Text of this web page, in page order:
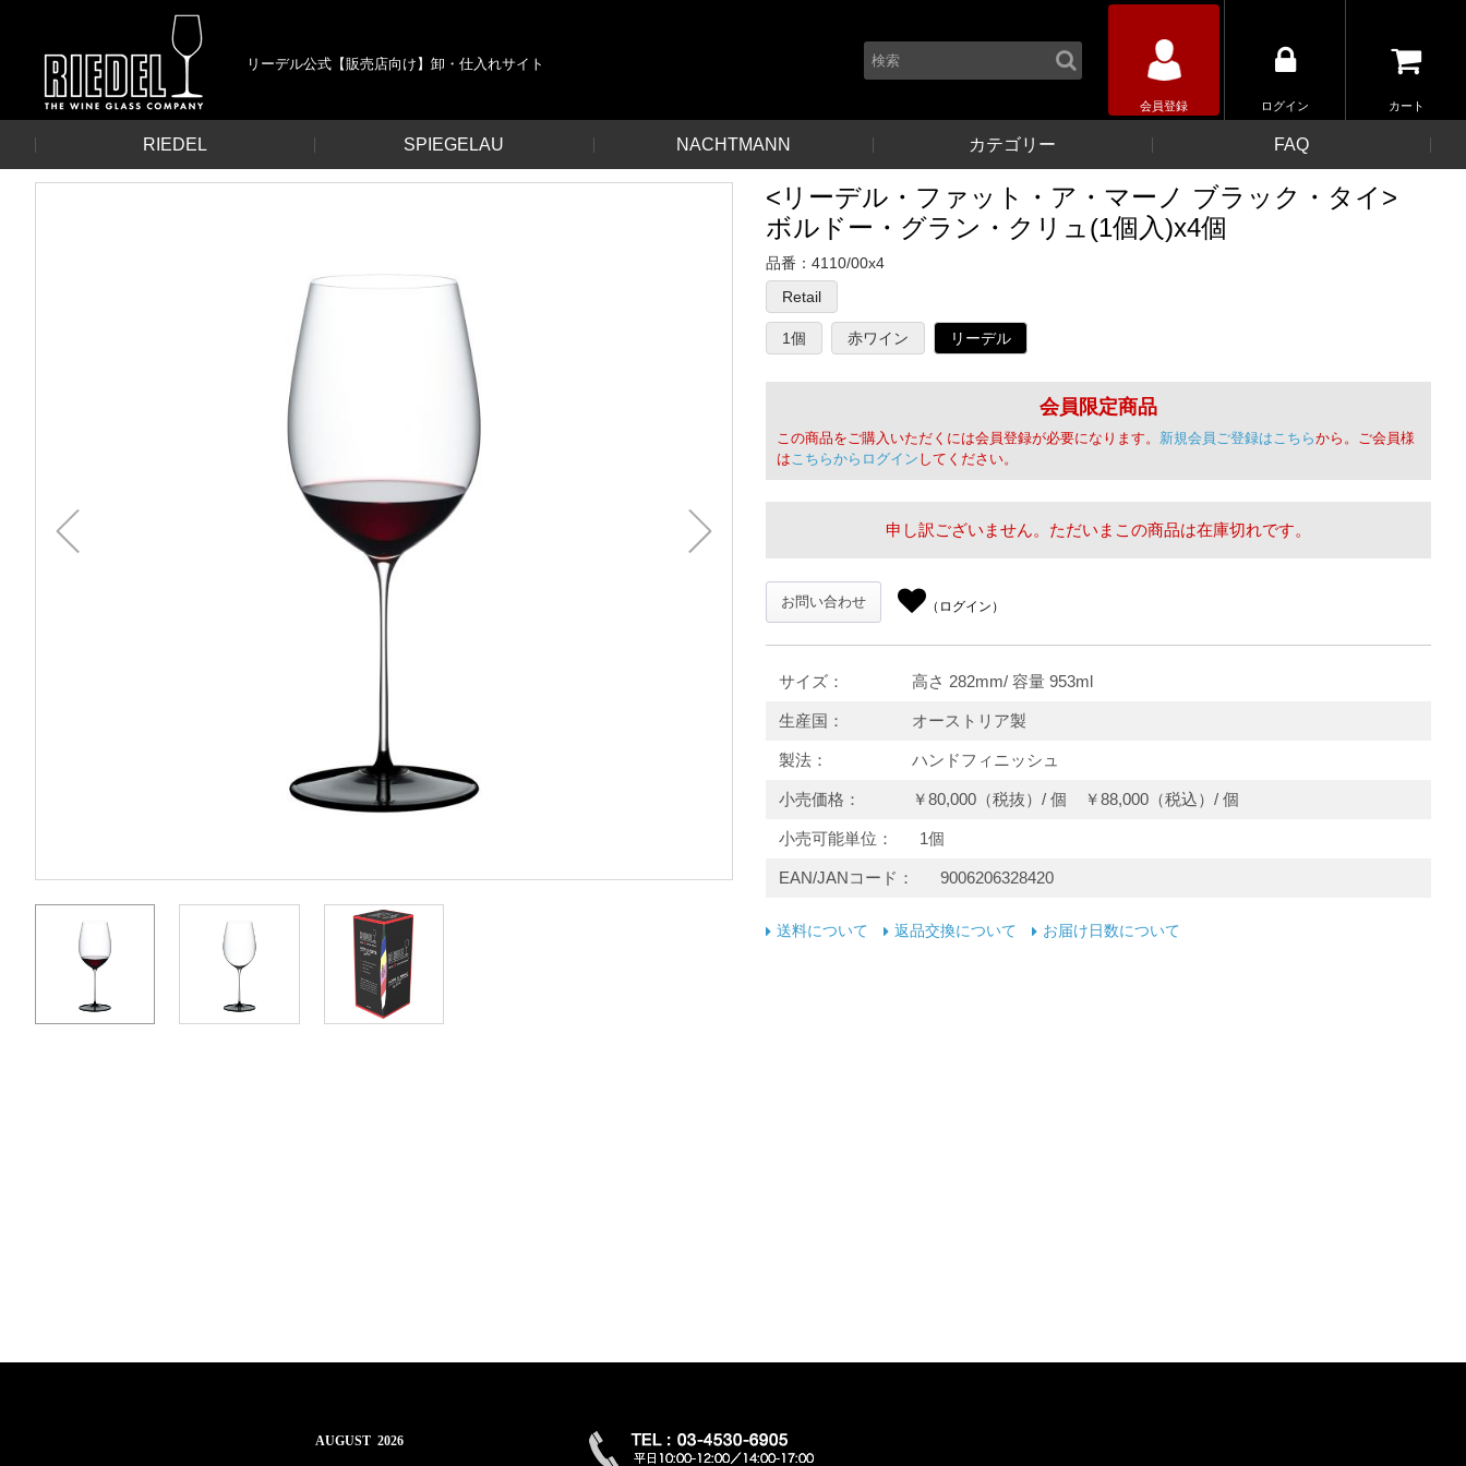
リーデル公式【販売店向け】卸・仕入れサイト
会員登録 ログイン カート
RIEDEL SPIEGELAU NACHTMANN カテゴリー FAQ
<リーデル・ファット・ア・マーノ ブラック・タイ>
ボルドー・グラン・クリュ(1個入)x4個
品番： 4110/00x4
Retail
1個 赤ワイン リーデル
会員限定商品
この商品をご購入いただくには会員登録が必要になります。 新規会員ご登録はこちらから。ご会員様
はこちらからログイン してください。
申し訳ございません。ただいまこの商品は在庫切れです。
お問い合わせ （ログイン）
サイズ 高さ 282mm/ 容量 953ml
生産国 オーストリア製
製法 ハンドフィニッシュ
小売価格 ￥80,000（税抜）/ 個 ￥88,000（税込）/ 個
小売可能単位 1個
EAN/JANコード 9006206328420
送料について 返品交換について お届け日数について
AUGUST 2026